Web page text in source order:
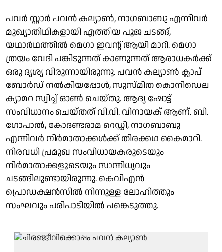
പവർ സ്റ്റാർ പവൻ കല്യാൺ, നാഗബാബു എന്നിവർ
മുഖ്യാതിഥികളായി എത്തിയ പൂജ ചടങ്ങ്,
യഥാർഥത്തിൽ മെഗാ ഇവന്റ് ആയി മാറി. മെഗാ
ത്രയം വേദി പങ്കിടുന്നത് കാണുന്നത് ആരാധകർക്ക്
ഒരു ദൃശ്യ വിരുന്നായിരുന്നു. പവൻ കല്യാൺ ക്ലാപ്
ബോർഡ് നൽകിയപ്പോൾ, സുസ്മിത കൊനിഡെല
ക്യാമറ സ്വിച്ച് ഓൺ ചെയ്തു. ആദ്യ ഷോട്ട്
സംവിധാനം ചെയ്തത് വി.വി. വിനായക് ആണ്. ബി.
ഗോപാൽ, കോദണ്ടരാമ റെഡ്ഡി, നാഗബാബു
എന്നിവർ നിർമാതാക്കൾക്ക് തിരക്കഥ കൈമാറി.
നിരവധി പ്രമുഖ സംവിധായകരുടെയും
നിർമാതാക്കളുടെയും സാന്നിധ്യവും
ചടങ്ങിലുണ്ടായിരുന്നു. കെവിഎൻ
പ്രൊഡക്ഷൻസിൽ നിന്നുള്ള ലോഹിത്തും
സംഘവും പരിപാടിയിൽ പങ്കെടുത്തു.